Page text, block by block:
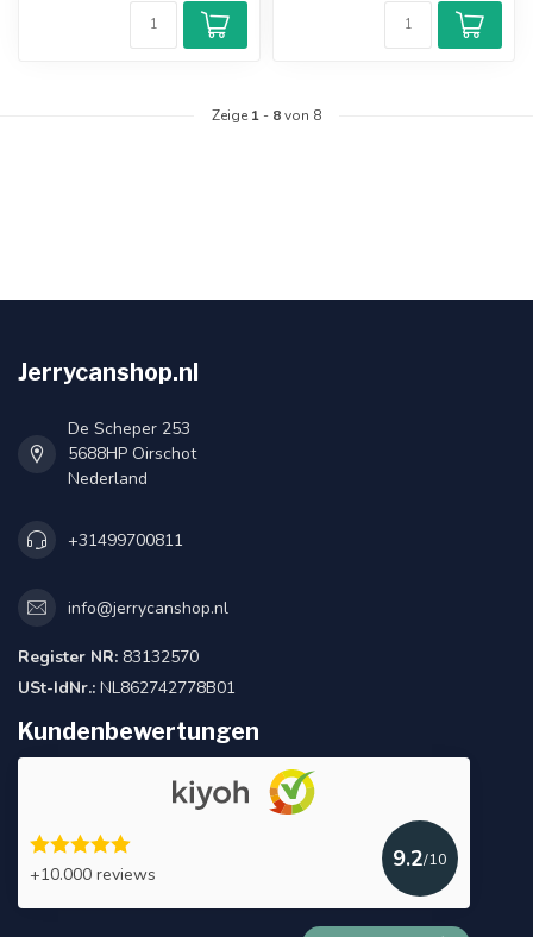
Zeige 1 - 8von 8
Jerrycanshop.nl
De Scheper 253
5688HP Oirschot
Nederland
+31499700811
info@jerrycanshop.nl
Register NR: 83132570
USt-IdNr.: NL862742778B01
Kundenbewertungen
+10.000 reviews
9.2/10